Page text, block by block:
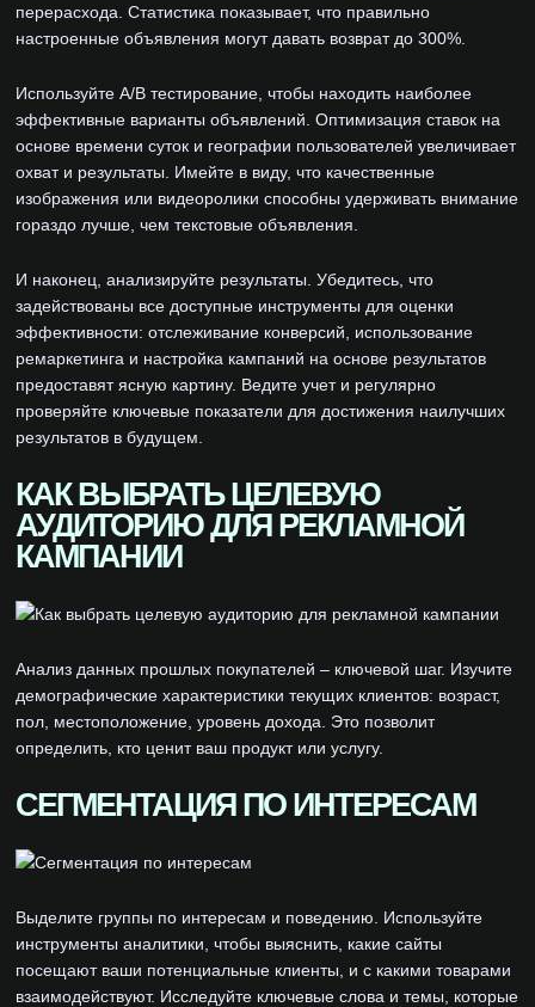
перерасхода. Статистика показывает, что правильно
настроенные объявления могут давать возврат до 300%.
Используйте A/B тестирование, чтобы находить наиболее
эффективные варианты объявлений. Оптимизация ставок на
основе времени суток и географии пользователей увеличивает
охват и результаты. Имейте в виду, что качественные
изображения или видеоролики способны удерживать внимание
гораздо лучше, чем текстовые объявления.
И наконец, анализируйте результаты. Убедитесь, что
задействованы все доступные инструменты для оценки
эффективности: отслеживание конверсий, использование
ремаркетинга и настройка кампаний на основе результатов
предоставят ясную картину. Ведите учет и регулярно
проверяйте ключевые показатели для достижения наилучших
результатов в будущем.
КАК ВЫБРАТЬ ЦЕЛЕВУЮ
АУДИТОРИЮ ДЛЯ РЕКЛАМНОЙ
КАМПАНИИ
Анализ данных прошлых покупателей – ключевой шаг. Изучите
демографические характеристики текущих клиентов: возраст,
пол, местоположение, уровень дохода. Это позволит
определить, кто ценит ваш продукт или услугу.
СЕГМЕНТАЦИЯ ПО ИНТЕРЕСАМ
Выделите группы по интересам и поведению. Используйте
инструменты аналитики, чтобы выяснить, какие сайты
посещают ваши потенциальные клиенты, и с какими товарами
взаимодействуют. Исследуйте ключевые слова и темы, которые